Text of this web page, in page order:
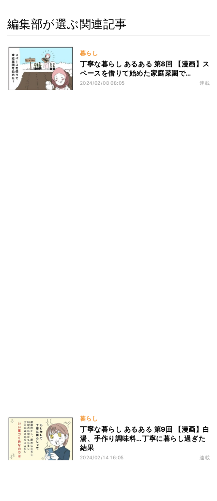
編集部が選ぶ関連記事
暮らし
丁寧な暮らし あるある 第8回 【漫画】ス
ペースを借りて始めた家庭菜園で…
2024/02/08 08:05 連載
暮らし
丁寧な暮らし あるある 第9回 【漫画】白
湯、手作り調味料…丁寧に暮らし過ぎた
結果
2024/02/14 16:05 連載